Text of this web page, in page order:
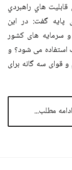
هاي راهبردي
پایه گفت: در این
و سرمایه های کشور
می شود؟ و
و قوای سه گانه برای
ادامه مطلب...